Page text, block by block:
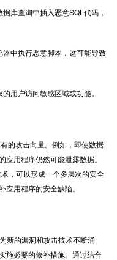
库查询中插入恶意SQL代码，
中执行恶意脚本，这可能导致
用户访问敏感区域或功能。
的攻击向量。例如，即使数据
用程序仍然可能泄露数据。
，可以形成一个多层次的安全
用程序的安全缺陷。
新的漏洞和攻击技术不断涌
施必要的修补措施。通过结合